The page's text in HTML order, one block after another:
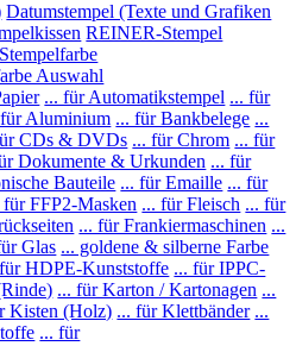
Datumstempel (Texte und Grafiken
REINER-Stempel
Stempelfarbe
Auswahl
... für Automatikstempel ... für
Aluminium ... für Bankbelege ...
CDs & DVDs ... für Chrom ... für
Dokumente & Urkunden ... für
Bauteile ... für Emaille ... für
für FFP2-Masken ... für Fleisch ... für
... für Frankiermaschinen ...
Glas ... goldene & silberne Farbe
HDPE-Kunststoffe ... für IPPC-
... für Karton / Kartonagen ...
Kisten (Holz) ... für Klettbänder ...
... für